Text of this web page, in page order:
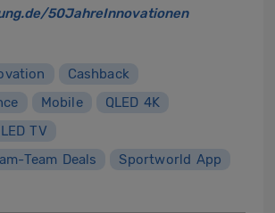
50JahreInnovationen
Cashback
Mobile
QLED 4K
TV
Team Deals
Sportworld App